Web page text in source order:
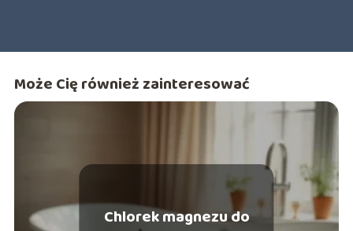
Może Cię również zainteresować
Chlorek magnezu do